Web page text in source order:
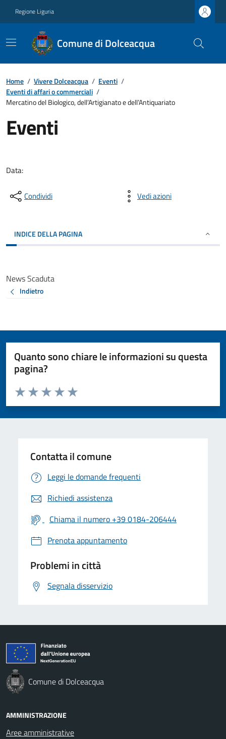
Regione Liguria
Comune di Dolceacqua
Home / Vivere Dolceacqua / Eventi /
Eventi di affari o commerciali /
Mercatino del Biologico, dell’Artigianato e dell’Antiquariato
Eventi
Data:
Condividi Vedi azioni
INDICE DELLA PAGINA
News Scaduta
Indietro
Quanto sono chiare le informazioni su questa
pagina?
Valuta da 1 a 5 stelle la pagina
Valuta 5 stelle su 5
Valuta 4 stelle su 5
Valuta 3 stelle su 5
Valuta 2 stelle su 5
Valuta 1 stelle su 5
Contatta il comune
Leggi le domande frequenti
Richiedi assistenza
Chiama il numero +39 0184-206444
Prenota appuntamento
Problemi in città
Segnala disservizio
Comune di Dolceacqua
AMMINISTRAZIONE
Aree amministrative